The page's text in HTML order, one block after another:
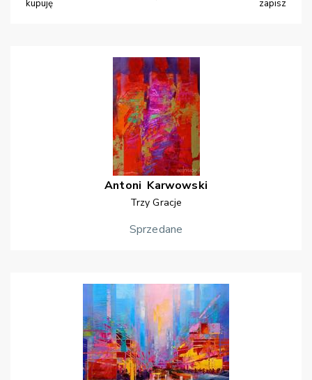
kupuję zapisz
Antoni Karwowski
Trzy Gracje
Sprzedane